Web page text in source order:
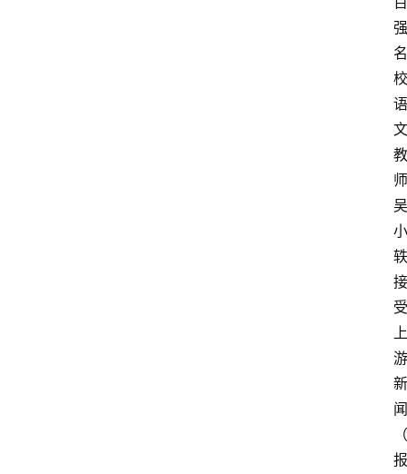
强
名
校
语
文
教
师
吴
小
轶
接
受
上
游
新
闻
（
报